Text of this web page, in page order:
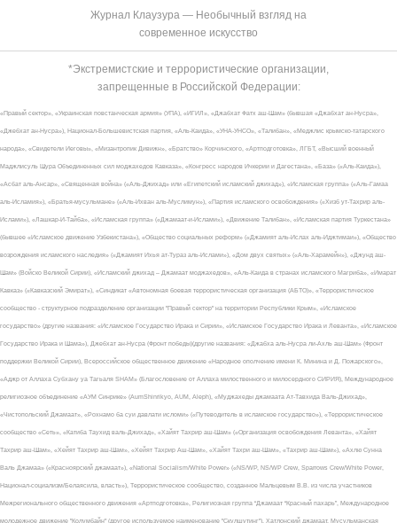
Журнал Клаузура — Необычный взгляд на
современное искусство
*Экстремистские и террористические организации,
запрещенные в Российской Федерации:
«Правый сектор», «Украинская повстанческая армия» (УПА), «ИГИЛ», «Джабхат Фатх аш-Шам» (бывшая «Джабхат ан-Нусра»,
«Джебхат ан-Нусра»), Национал-Большевистская партия, «Аль-Каида», «УНА-УНСО», «Талибан», «Меджлис крымско-татарского
народа», «Свидетели Иеговы», «Мизантропик Дивижн», «Братство» Корчинского, «Артподготовка», ЛГБТ, «Высший военный
Маджлисуль Шура Объединенных сил моджахедов Кавказа», «Конгресс народов Ичкерии и Дагестана», «База» («Аль-Каида»),
«Асбат аль-Ансар», «Священная война» («Аль-Джихад» или «Египетский исламский джихад»), «Исламская группа» («Аль-Гамаа
аль-Исламия»), «Братья-мусульмане» («Аль-Ихван аль-Муслимун»), «Партия исламского освобождения» («Хизб ут-Тахрир аль-
Ислами»), «Лашкар-И-Тайба», «Исламская группа» («Джамаат-и-Ислами»), «Движение Талибан», «Исламская партия Туркестана»
(бывшее «Исламское движение Узбекистана»), «Общество социальных реформ» («Джамият аль-Ислах аль-Иджтимаи»), «Общество
возрождения исламского наследия» («Джамият Ихья ат-Тураз аль-Ислами»), «Дом двух святых» («Аль-Харамейн»), «Джунд аш-
Шам» (Войско Великой Сирии), «Исламский джихад – Джамаат моджахедов», «Аль-Каида в странах исламского Магриба», «Имарат
Кавказ» («Кавказский Эмират»), «Синдикат «Автономная боевая террористическая организация (АБТО)», «Террористическое
сообщество - структурное подразделение организации "Правый сектор" на территории Республики Крым», «Исламское
государство» (другие названия: «Исламское Государство Ирака и Сирии», «Исламское Государство Ирака и Леванта», «Исламское
Государство Ирака и Шама»), Джебхат ан-Нусра (Фронт победы)(другие названия: «Джабха аль-Нусра ли-Ахль аш-Шам» (Фронт
поддержки Великой Сирии), Всероссийское общественное движение «Народное ополчение имени К. Минина и Д. Пожарского»,
«Аджр от Аллаха Субхану уа Тагьаля SHAM» (Благословение от Аллаха милоственного и милосердного СИРИЯ), Международное
религиозное объединение «АУМ Синрике» (AumShinrikyo, AUM, Aleph), «Муджахеды джамаата Ат-Тавхида Валь-Джихад»,
«Чистопольский Джамаат», «Рохнамо ба суи давлати исломи» («Путеводитель в исламское государство»), «Террористическое
сообщество «Сеть», «Катиба Таухид валь-Джихад», «Хайят Тахрир аш-Шам» («Организация освобождения Леванта», «Хайят
Тахрир аш-Шам», «Хейят Тахрир аш-Шам», «Хейят Тахрир Аш-Шам», «Хайят Тахри аш-Шам», «Тахрир аш-Шам»), «Ахлю Сунна
Валь Джамаа» («Красноярский джамаат»), «National Socialism/White Power» («NS/WP, NS/WP Crew, Sparrows Crew/White Power,
Национал-социализм/Белаясила, власть»), Террористическое сообщество, созданное Мальцевым В.В. из числа участников
Межрегионального общественного движения «Артподготовка», Религиозная группа “Джамаат “Красный пахарь”, Международное
молодежное движение "Колумбайн" (другое используемое наименование "Скулшутинг"), Хатлонский джамаат, Мусульманская